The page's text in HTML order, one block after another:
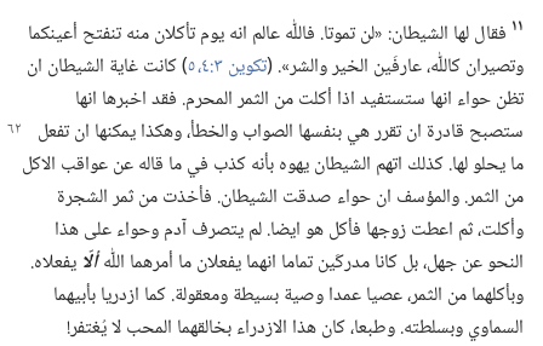
١١ فقال لها الشيطان:‏ «لن تموتا.‏ فاللّٰه عالم انه يوم تأكلان منه تنفتح أعينكما
وتصيران كاللّٰه،‏ عارفَين الخير والشر».‏ (‏تكوين ٣:‏٤،‏ ٥
‏)‏ كانت غاية الشيطان ان
تظن حواء انها ستستفيد اذا أكلت من الثمر المحرم.‏ فقد اخبرها انها
ستصبح قادرة ان تقرر هي بنفسها الصوابوالخطأ،‏ وهكذا يمكنها ان تفعل
ما يحلو لها.‏ كذلك اتهم الشيطان يهوه بأنه كذب في ما قاله عن عواقب الاكل
من الثمر.‏ والمؤسف ان حواء صدقت الشيطان.‏ فأخذت من ثمر الشجرة
وأكلت،‏ ثم اعطت زوجها فأكل هو ايضا.‏ لم يتصرف آدم وحواء على هذا
النحو عن جهل،‏ بل كانا مدركَين تماما انهما يفعلان ما أمرهما اللّٰهألّا يفعلاه.‏
وبأكلهما من الثمر،‏ عصيا عمدا وصية بسيطة ومعقولة.‏ كما ازدريا بأبيهما
السماوي وبسلطته.‏ وطبعا،‏ كان هذا الازدراء بخالقهما المحب لا يُغتفر!‏